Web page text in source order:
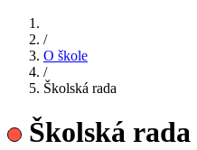
/
O škole
/
Školská rada
Školská rada